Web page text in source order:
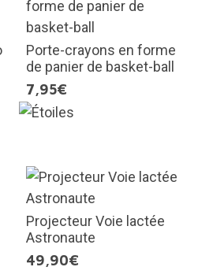
Porte-crayons en forme
de panier de basket-ball
7,95€
Projecteur Voie lactée
Astronaute
49,90€